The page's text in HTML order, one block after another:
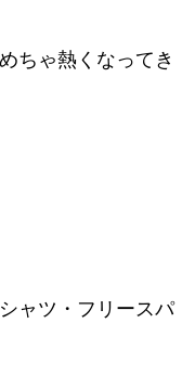
ちゃ熱くなってき
ャツ・フリースパ